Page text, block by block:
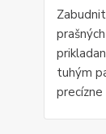
tuhým
precízne